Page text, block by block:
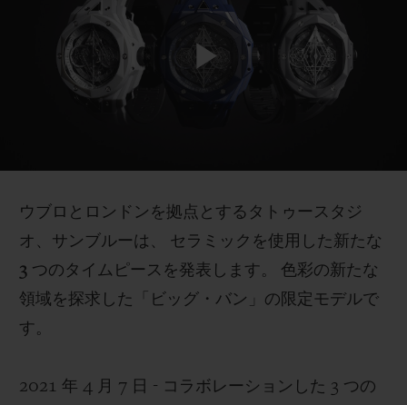
Play
ウブロとロンドンを拠点とするタトゥースタジ
オ、サンブルーは、 セラミックを使用した新たな
3 つのタイムピースを発表します。 色彩の新たな
領域を探求した「ビッグ・バン」の限定モデルで
す。
2021 年 4 月 7 日 - コラボレーションした 3 つの
配送日数
送料＆返品無料